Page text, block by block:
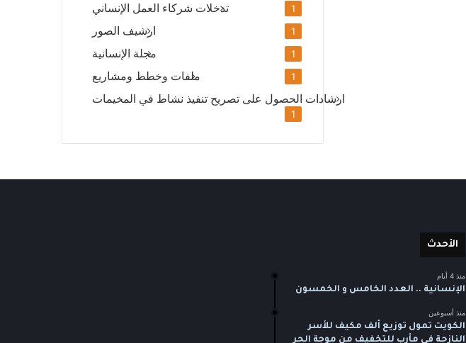
تدخلات شركاء العمل الإنساني 1
ارشيف الصور 1
مجلة الإنسانية 1
ملفات وخطط ومشاريع 1
ارشادات الحصول على تصريح تنفيذ نشاط في المخيمات
1
الأحدث
منذ 4 أيام
الإنسانية .. العدد الخامس و الخمسون
منذ أسبوعين
الكويت تمول توزيع ألف مكيف للأسر
النازحة في مأرب للتخفيف من موجة الحر